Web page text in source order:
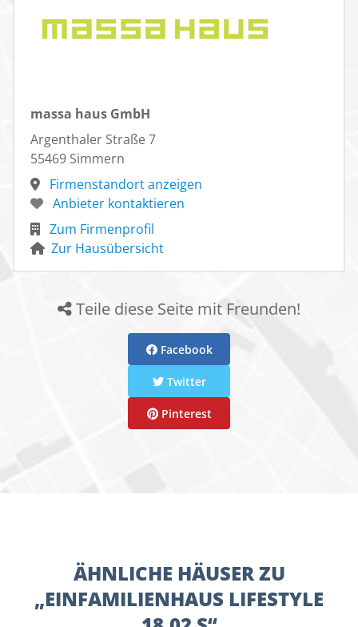
massa haus GmbH
Argenthaler Straße 7
55469 Simmern
Firmenstandort anzeigen
Anbieter kontaktieren
Zum Firmenprofil
Zur Hausübersicht
Teile diese Seite mit Freunden!
Facebook
Twitter
Pinterest
ÄHNLICHE HÄUSER ZU
„EINFAMILIENHAUS LIFESTYLE